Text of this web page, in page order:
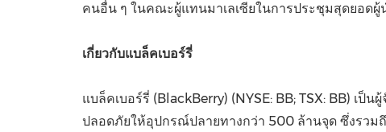
คนอื่น ๆ ในคณะผู้แทนมาเลเซียในการประชุมสุดยอดผู้
เกี่ยวกับแบล็คเบอร์รี่
แบล็คเบอร์รี่ (BlackBerry) (NYSE: BB; TSX: BB) เ
ปลอดภัยให้อุปกรณ์ปลายทางกว่า 500 ล้านจุด ซึ่งรวม